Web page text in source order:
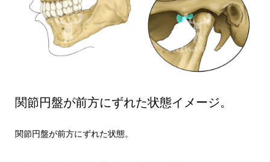
関節円盤が前方にずれた状態イメージ。
関節円盤が前方にずれた状態。